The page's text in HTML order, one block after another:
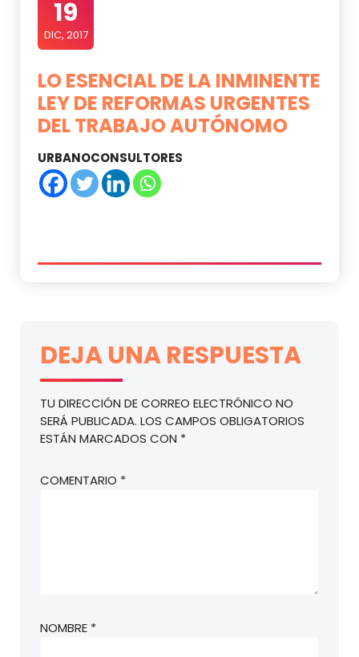
19
DIC, 2017
LO ESENCIAL DE LA INMINENTE
LEY DE REFORMAS URGENTES
DEL TRABAJO AUTÓNOMO
URBANOCONSULTORES
DEJA UNA RESPUESTA
TU DIRECCIÓN DE CORREO ELECTRÓNICO NO
SERÁ PUBLICADA. LOS CAMPOS OBLIGATORIOS
ESTÁN MARCADOS CON *
COMENTARIO *
NOMBRE *